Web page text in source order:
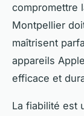
compromettre
Montpellier
maîtrisent
appareils
efficace et
La fiabilité est